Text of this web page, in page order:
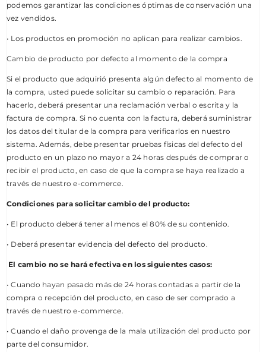
podemos garantizar las condiciones óptimas de conservación una
vez vendidos.
• Los productos en promoción no aplican para realizar cambios.
Cambio de producto por defecto al momento de la compra
Si el producto que adquirió presenta algún defecto al momento de
la compra, usted puede solicitar su cambio o reparación. Para
hacerlo, deberá presentar una reclamación verbal o escrita y la
factura de compra. Si no cuenta con la factura, deberá suministrar
los datos del titular de la compra para verificarlos en nuestro
sistema. Además, debe presentar pruebas físicas del defecto del
producto en un plazo no mayor a 24 horas después de comprar o
recibir el producto, en caso de que la compra se haya realizado a
través de nuestro e-commerce.
Condiciones para solicitar cambio del producto:
• El producto deberá tener al menos el 80% de su contenido.
• Deberá presentar evidencia del defecto del producto.
El cambio no se hará efectiva en los siguientes casos:
• Cuando hayan pasado más de 24 horas contadas a partir de la
compra o recepción del producto, en caso de ser comprado a
través de nuestro e-commerce.
• Cuando el daño provenga de la mala utilización del producto por
parte del consumidor.